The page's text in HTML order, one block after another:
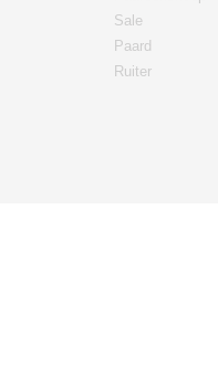
Sale
Paard
Ruiter